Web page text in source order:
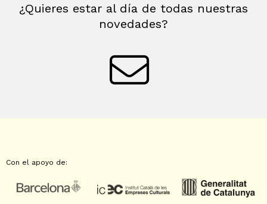
¿Quieres estar al día de todas nuestras
novedades?
Con el apoyo de: